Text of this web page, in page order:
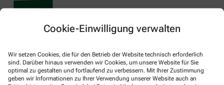
Cookie-Einwilligung verwalten
Wir setzen Cookies, die für den Betrieb der Website technisch erforderlich
sind. Darüber hinaus verwenden wir Cookies, um unsere Website für Sie
optimal zu gestalten und fortlaufend zu verbessern. Mit Ihrer Zustimmung
geben wir Informationen zu Ihrer Verwendung unserer Website auch an
Nachweis Ihrer Befreiung